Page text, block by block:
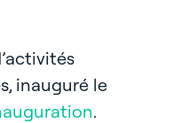
inauguré le
.